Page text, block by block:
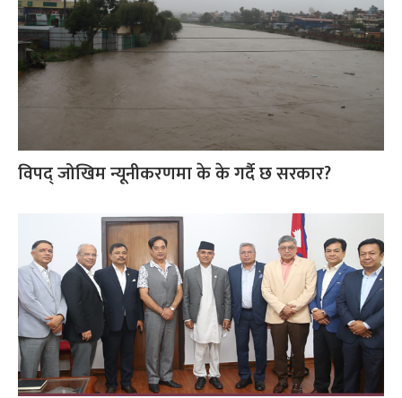
विपद् जोखिम न्यूनीकरणमा के के गर्दै छ सरकार?